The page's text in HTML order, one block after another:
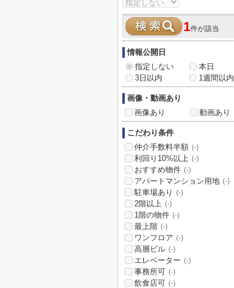
1件が該当
情報公開日
指定しない
本日
3日以内
1週間以内
画像・動画あり
画像あり
動画あり
こだわり条件
仲介手数料半額 (-)
利回り10%以上 (-)
おすすめ物件 (-)
アパートマンション用地 (-)
駐車場あり (-)
2階以上 (-)
1階の物件 (-)
最上階 (-)
ワンフロア (-)
高層ビル (-)
エレベーター (-)
事務所可 (-)
飲食店可 (-)